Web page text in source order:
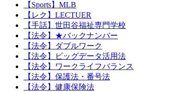
【Sports】MLB
【レク】LECTUER
【手話】世田谷福祉専門学校
【法令】★バックナンバー
【法令】ダブルワーク
【法令】ビッグデータ活用法
【法令】ワークライフバランス
【法令】保護法・番号法
【法令】健康保険法